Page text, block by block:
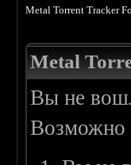
Metal Torrent Tracker
Metal
Вы не
Возможно